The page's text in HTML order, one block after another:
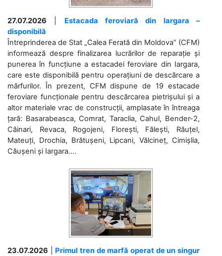
27.07.2026
Estacada feroviară din Iargara –
disponibilă
Întreprinderea de Stat „Calea Ferată din Moldova” (CFM)
informează despre finalizarea lucrărilor de reparație și
punerea în funcțiune a estacadei feroviare din Iargara,
care este disponibilă pentru operațiuni de descărcare a
mărfurilor. În prezent, CFM dispune de 19 estacade
feroviare funcționale pentru descărcarea pietrișului și a
altor materiale vrac de construcții, amplasate în întreaga
țară: Basarabeasca, Comrat, Taraclia, Cahul, Bender-2,
Căinari, Revaca, Rogojeni, Florești, Fălești, Răuțel,
Mateuți, Drochia, Brătușeni, Lipcani, Vălcineț, Cimișlia,
Căușeni și Iargara....
23.07.2026
Primul tren de marfă operat de un singur